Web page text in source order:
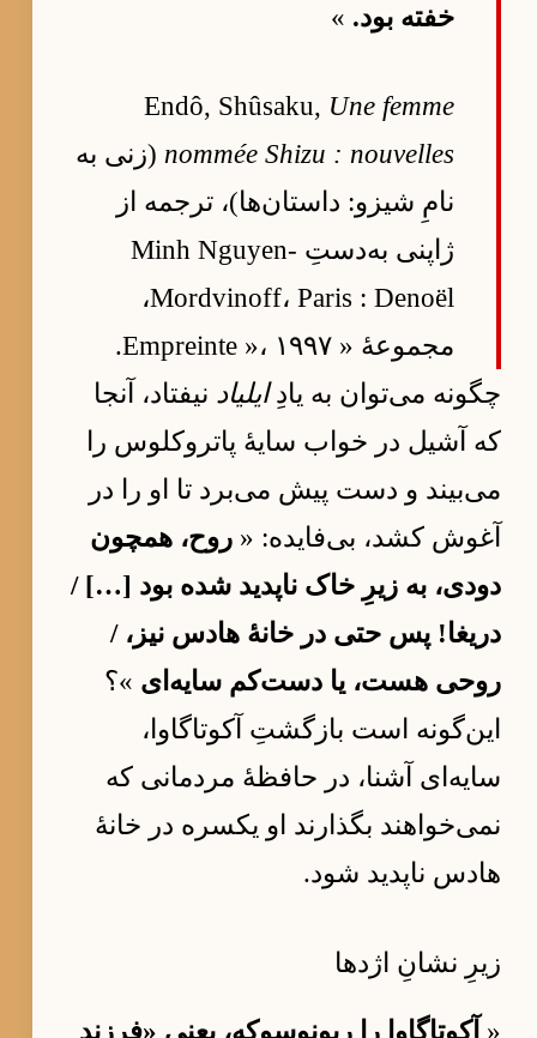
خفته بود. »
Endô, Shûsaku, Une femme
nommée Shizu : nouvelles(زنی به
نامِ شیزو: داستان‌ها)، ترجمه از
ژاپنی به‌دستِ Minh Nguyen-
Mordvinoff، Paris : Denoël،
مجموعهٔ « Empreinte »، ۱۹۹۷.
چگونه می‌توان به یادِایلیاد نیفتاد، آنجا
که آشیل در خواب سایهٔ پاتروکلوس را
می‌بیند و دست پیش می‌برد تا او را در
آغوش کشد، بی‌فایده: « روح، همچون
دودی، به زیرِ خاک ناپدید شده بود […] /
دریغا! پس حتی در خانهٔ هادس نیز، /
روحی هست، یا دست‌کم سایه‌ای »؟
این‌گونه است بازگشتِ آکوتاگاوا،
سایه‌ای آشنا، در حافظهٔ مردمانی که
نمی‌خواهند بگذارند او یکسره در خانهٔ
هادس ناپدید شود.
زیرِ نشانِ اژدها
« آکوتاگاوا را ریونوسوکه، یعنی «فرزندِ